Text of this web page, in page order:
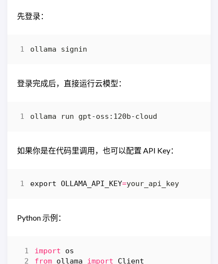
先登录：
登录完成后，直接运行云模型：
如果你是在代码里调用，也可以配置 API Key：
export OLLAMA_API_KEY=
Python 示例：
import
os
from ollama import Client